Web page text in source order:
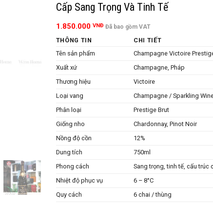
Cấp Sang Trọng Và Tinh Tế
1.850.000 VNĐ Đã bao gồm VAT
THÔNG TIN
CHI TIẾT
Tên sản phẩm
Champagne Victoire
Xuất xứ
Champagne, Pháp
Thương hiệu
Victoire
Loại vang
Champagne / Sparkling
Phân loại
Prestige Brut
Giống nho
Chardonnay, Pinot Noir
Nồng độ cồn
12%
Dung tích
750ml
Phong cách
Sang trọng, tinh tế, cấu trúc
Nhiệt độ phục vụ
6 – 8°C
Quy cách
6 chai / thùng